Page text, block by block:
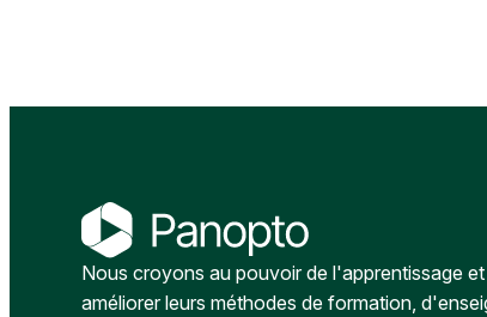
Nous croyons au pouvoir de l'apprentissage
améliorer leurs méthodes de formation,